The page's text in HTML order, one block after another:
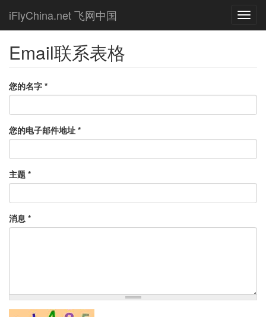
main
iFlyChina.net 飞网中国
Email联系表格
您的名字 *
您的电子邮件地址 *
主题 *
消息 *